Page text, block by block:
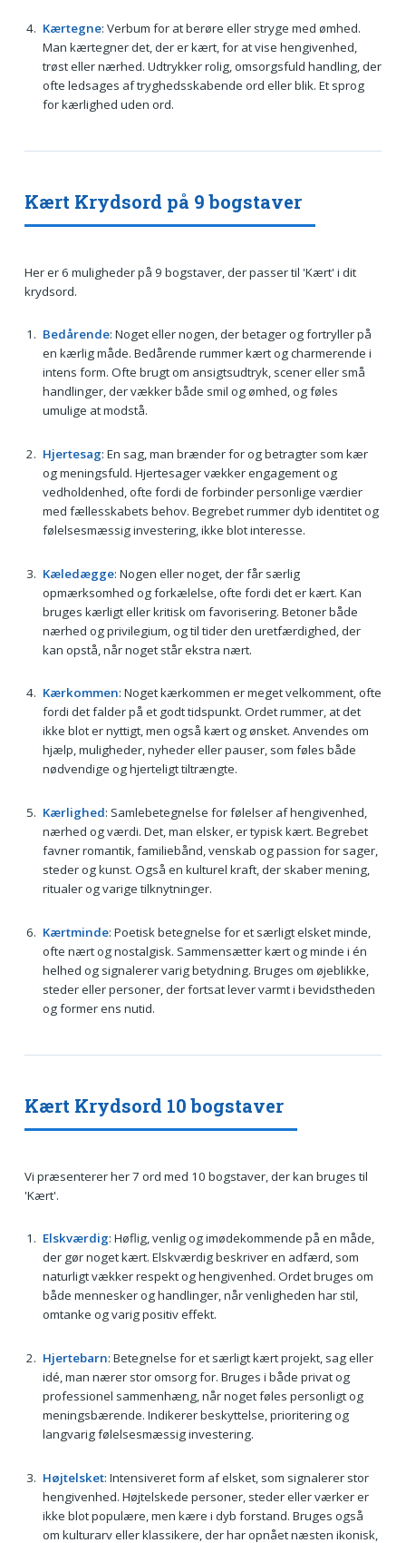
Kærtegne: Verbum for at berøre eller stryge med ømhed.
Man kærtegner det, der er kært, for at vise hengivenhed,
trøst eller nærhed. Udtrykker rolig, omsorgsfuld handling, der
ofte ledsages af tryghedsskabende ord eller blik. Et sprog
for kærlighed uden ord.
Kært Krydsord på 9 bogstaver
Her er 6 muligheder på 9 bogstaver, der passer til 'Kært' i dit
krydsord.
Bedårende: Noget eller nogen, der betager og fortryller på
en kærlig måde. Bedårende rummer kært og charmerende i
intens form. Ofte brugt om ansigtsudtryk, scener eller små
handlinger, der vækker både smil og ømhed, og føles
umulige at modstå.
Hjertesag: En sag, man brænder for og betragter som kær
og meningsfuld. Hjertesager vækker engagement og
vedholdenhed, ofte fordi de forbinder personlige værdier
med fællesskabets behov. Begrebet rummer dyb identitet og
følelsesmæssig investering, ikke blot interesse.
Kæledægge: Nogen eller noget, der får særlig
opmærksomhed og forkælelse, ofte fordi det er kært. Kan
bruges kærligt eller kritisk om favorisering. Betoner både
nærhed og privilegium, og til tider den uretfærdighed, der
kan opstå, når noget står ekstra nært.
Kærkommen: Noget kærkommen er meget velkomment, ofte
fordi det falder på et godt tidspunkt. Ordet rummer, at det
ikke blot er nyttigt, men også kært og ønsket. Anvendes om
hjælp, muligheder, nyheder eller pauser, som føles både
nødvendige og hjerteligt tiltrængte.
Kærlighed: Samlebetegnelse for følelser af hengivenhed,
nærhed og værdi. Det, man elsker, er typisk kært. Begrebet
favner romantik, familiebånd, venskab og passion for sager,
steder og kunst. Også en kulturel kraft, der skaber mening,
ritualer og varige tilknytninger.
Kærtminde: Poetisk betegnelse for et særligt elsket minde,
ofte nært og nostalgisk. Sammensætter kært og minde i én
helhed og signalerer varig betydning. Bruges om øjeblikke,
steder eller personer, der fortsat lever varmt i bevidstheden
og former ens nutid.
Kært Krydsord 10 bogstaver
Vi præsenterer her 7 ord med 10 bogstaver, der kan bruges til
'Kært'.
Elskværdig: Høflig, venlig og imødekommende på en måde,
der gør noget kært. Elskværdig beskriver en adfærd, som
naturligt vækker respekt og hengivenhed. Ordet bruges om
både mennesker og handlinger, når venligheden har stil,
omtanke og varig positiv effekt.
Hjertebarn: Betegnelse for et særligt kært projekt, sag eller
idé, man nærer stor omsorg for. Bruges i både privat og
professionel sammenhæng, når noget føles personligt og
meningsbærende. Indikerer beskyttelse, prioritering og
langvarig følelsesmæssig investering.
Højtelsket: Intensiveret form af elsket, som signalerer stor
hengivenhed. Højtelskede personer, steder eller værker er
ikke blot populære, men kære i dyb forstand. Bruges også
om kulturarv eller klassikere, der har opnået næsten ikonisk,